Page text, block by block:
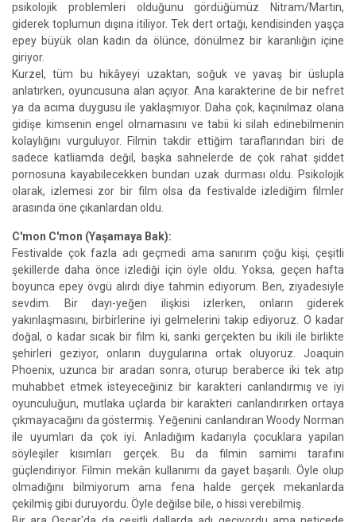
psikolojik problemleri olduğunu gördüğümüz Nitram/Martin,
giderek toplumun dışına itiliyor. Tek dert ortağı, kendisinden yaşça
epey büyük olan kadın da ölünce, dönülmez bir karanlığın içine
giriyor.
Kurzel, tüm bu hikâyeyi uzaktan, soğuk ve yavaş bir üslupla
anlatırken, oyuncusuna alan açıyor. Ana karakterine de bir nefret
ya da acıma duygusu ile yaklaşmıyor. Daha çok, kaçınılmaz olana
gidişe kimsenin engel olmamasını ve tabii ki silah edinebilmenin
kolaylığını vurguluyor. Filmin takdir ettiğim taraflarından biri de
sadece katliamda değil, başka sahnelerde de çok rahat şiddet
pornosuna kayabilecekken bundan uzak durması oldu. Psikolojik
olarak, izlemesi zor bir film olsa da festivalde izlediğim filmler
arasında öne çıkanlardan oldu.
C'mon C'mon (Yaşamaya Bak):
Festivalde çok fazla adı geçmedi ama sanırım çoğu kişi, çeşitli
şekillerde daha önce izlediği için öyle oldu. Yoksa, geçen hafta
boyunca epey övgü alırdı diye tahmin ediyorum. Ben, ziyadesiyle
sevdim. Bir dayı-yeğen ilişkisi izlerken, onların giderek
yakınlaşmasını, birbirlerine iyi gelmelerini takip ediyoruz. O kadar
doğal, o kadar sıcak bir film ki, sanki gerçekten bu ikili ile birlikte
şehirleri geziyor, onların duygularına ortak oluyoruz. Joaquin
Phoenix, uzunca bir aradan sonra, oturup beraberce iki tek atıp
muhabbet etmek isteyeceğiniz bir karakteri canlandırmış ve iyi
oyunculuğun, mutlaka uçlarda bir karakteri canlandırırken ortaya
çıkmayacağını da göstermiş. Yeğenini canlandıran Woody Norman
ile uyumları da çok iyi. Anladığım kadarıyla çocuklara yapılan
söyleşiler kısımları gerçek. Bu da filmin samimi tarafını
güçlendiriyor. Filmin mekân kullanımı da gayet başarılı. Öyle olup
olmadığını bilmiyorum ama fena halde gerçek mekanlarda
çekilmiş gibi duruyordu. Öyle değilse bile, o hissi verebilmiş.